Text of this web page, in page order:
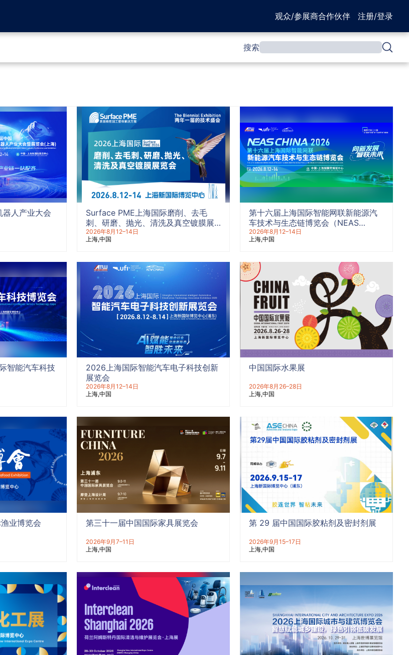
观众/参展商合作伙伴 注册/登录
搜索
人产业大会
Surface PME上海国际磨削、去毛
刺、研磨、抛光、清洗及真空镀膜展
览会
2026年8月12–14日
上海 中国
第十六届上海国际智能网联新能源汽
车技术与生态链博览会（NEAS
CHINA 2026）
2026年8月12–14日
上海 中国
智能汽车科技
2026上海国际智能汽车电子科技创新
展览会
2026年8月12–14日
上海 中国
中国国际水果展
2026年8月26–28日
上海 中国
业博览会 第三十一届中国国际家具展览会
2026年9月7–11日
上海 中国
第 29 届中国国际胶粘剂及密封剂展
2026年9月15–17日
上海 中国